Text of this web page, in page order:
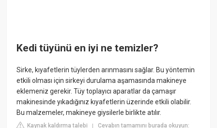
Kedi tüyünü en iyi ne temizler?
Sirke, kıyafetlerin tüylerden arınmasını sağlar. Bu yöntemin
etkili olması için sirkeyi durulama aşamasında makineye
eklemeniz gerekir. Tüy toplayıcı aparatlar da çamaşır
makinesinde yıkadığınız kıyafetlerin üzerinde etkili olabilir.
Bu malzemeler, makineye giysilerle birlikte atılır.
Kaynak kaldırma talebi |Cevabın tamamını burada okuyun: